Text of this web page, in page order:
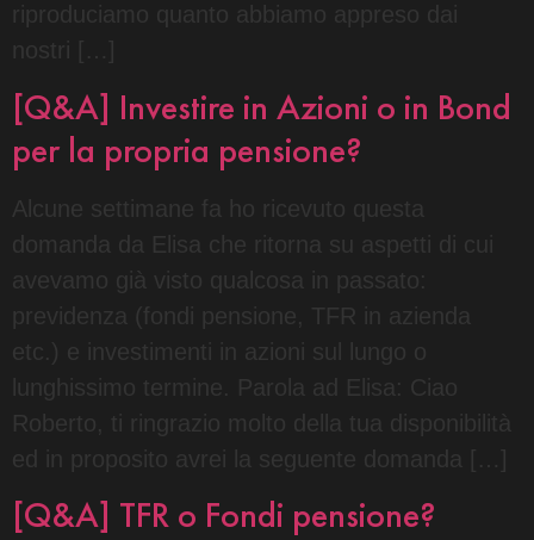
riproduciamo quanto abbiamo appreso dai
nostri […]
[Q&A] Investire in Azioni o in Bond
per la propria pensione?
Alcune settimane fa ho ricevuto questa
domanda da Elisa che ritorna su aspetti di cui
avevamo già visto qualcosa in passato:
previdenza (fondi pensione, TFR in azienda
etc.) e investimenti in azioni sul lungo o
lunghissimo termine. Parola ad Elisa: Ciao
Roberto, ti ringrazio molto della tua disponibilità
ed in proposito avrei la seguente domanda […]
[Q&A] TFR o Fondi pensione?